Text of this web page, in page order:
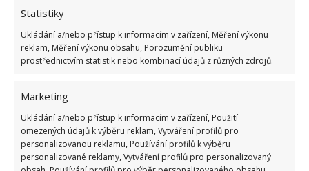
Statistiky
Ukládání a/nebo přístup k informacím v zařízení, Měření výkonu
reklam, Měření výkonu obsahu, Porozumění publiku
prostřednictvím statistik nebo kombinací údajů z různých zdrojů.
Marketing
Ukládání a/nebo přístup k informacím v zařízení, Použití
omezených údajů k výběru reklam, Vytváření profilů pro
personalizovanou reklamu, Používání profilů k výběru
personalizované reklamy, Vytváření profilů pro personalizovaný
KOČKA KOUPELNA REKONSTRUKCE